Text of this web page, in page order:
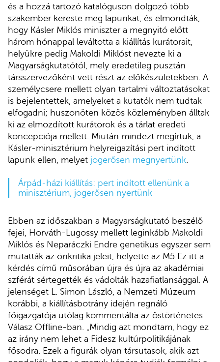
és a hozzá tartozó katalóguson dolgozó több
szakember kereste meg lapunkat, és elmondták,
hogy Kásler Miklós miniszter a megnyitó előtt
három hónappal leváltotta a kiállítás kurátorait,
helyükre pedig Makoldi Miklóst nevezte ki a
Magyarságkutatótól, mely eredetileg pusztán
társszervezőként vett részt az előkészületekben. A
személycsere mellett olyan tartalmi változtatásokat
is bejelentettek, amelyeket a kutatók nem tudtak
elfogadni; huszonöten közös közleményben álltak
ki az elmozdított kurátorok és a tárlat eredeti
koncepciója mellett. Miután mindezt megírtuk, a
Kásler-minisztérium helyreigazítási pert indított
lapunk ellen, melyet jogerősen megnyertünk
Árpád-házi kiállítás: pert indított ellenünk a
minisztérium, jogerősen nyertünk
Ebben az időszakban a Magyarságkutató beszélő
fejei, Horváth-Lugossy mellett leginkább Makoldi
Miklós és Neparáczki Endre genetikus egyszer sem
mutatták az önkritika jeleit, helyette az M5 Ez itt a
kérdés című műsorában újra és újra az akadémiai
szférát sértegették és vádolták hazafiatlansággal. A
jelenséget L. Simon László, a Nemzeti Múzeum
korábbi, a kiállításbotrány idején regnáló
főigazgatója utólag kommentálta az őstörténetes
Válasz Offline-ban. „Mindig azt mondtam, hogy ez
az irány nem lehet a Fidesz kultúrpolitikájának
fősodra. Ezek a figurák olyan társutasok, akik azt